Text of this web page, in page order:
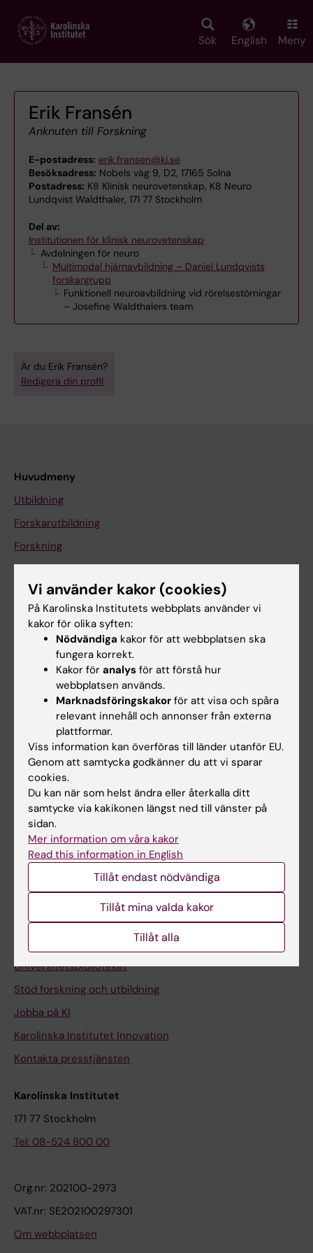
main
Sök English Meny
Erik Fransén
Anknuten till Forskning
E-postadress: erik.fransen@ki.se
Besöksadress: Nobels väg 9, D2, 17165 Solna
Postadress: K8 Klinisk neurovetenskap, K8 Neuro
Lundqvist Waldthaler, 171 77 Stockholm
Del av:
Institutionen för klinisk neurovetenskap
Avdelningen för neuro
Multimodal hjärnavbildning – Daniel Lundqvists
forskargrupp
Funktionell neuroavbildning vid rörelsestörningar
– Josefine Waldthalers team
Är du Erik Fransén?
Redigera din profil
Huvudmeny
Utbildning
Forskarutbildning
Forskning
På gång
Nyheter
Kalender
Student
Canvas
Schema
Studentmejlen
Kurs- och programwebbar
Student på KI
Medarbetarportalen
Universitetsbiblioteket
Stöd forskning och utbildning
Jobba på KI
Karolinska Institutet Innovation
Kontakta presstjänsten
Karolinska Institutet
171 77 Stockholm
Tel: 08-524 800 00
Org.nr: 202100-2973
VAT.nr: SE202100297301
Om webbplatsen
Vi använder kakor (cookies)
På Karolinska Institutets webbplats använder vi
kakor för olika syften:
Nödvändiga kakor för att webbplatsen ska
fungera korrekt.
Kakor för analys för att förstå hur
webbplatsen används.
Marknadsföringskakor för att visa och spåra
relevant innehåll och annonser från externa
plattformar.
Viss information kan överföras till länder utanför EU.
Genom att samtycka godkänner du att vi sparar
cookies.
Du kan när som helst ändra eller återkalla ditt
samtycke via kakikonen längst ned till vänster på
sidan.
Mer information om våra kakor
Read this information in English
Tillåt endast nödvändiga
Tillåt mina valda kakor
Tillåt alla